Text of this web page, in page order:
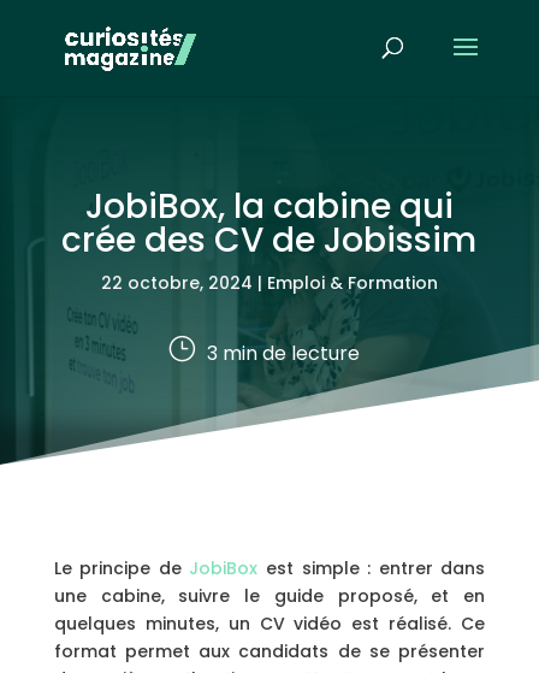
JobiBox, la cabine qui
crée des CV de Jobissim
22 octobre, 2024 | Emploi & Formation
} 3min de lecture
Le principe de JobiBox est simple : entrer dans
une cabine, suivre le guide proposé, et en
quelques minutes, un CV vidéo est réalisé. Ce
format permet aux candidats de se présenter